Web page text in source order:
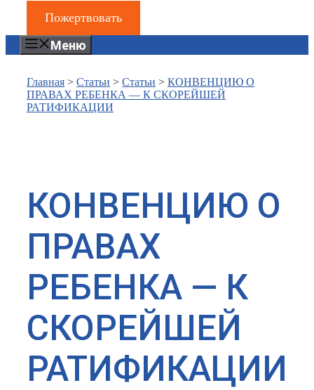
Пожертвовать
Меню
Главная > Статьи > Статьи > КОНВЕНЦИЮ О
ПРАВАХ РЕБЕНКА — К СКОРЕЙШЕЙ
РАТИФИКАЦИИ
КОНВЕНЦИЮ О
ПРАВАХ
РЕБЕНКА — К
СКОРЕЙШЕЙ
РАТИФИКАЦИИ